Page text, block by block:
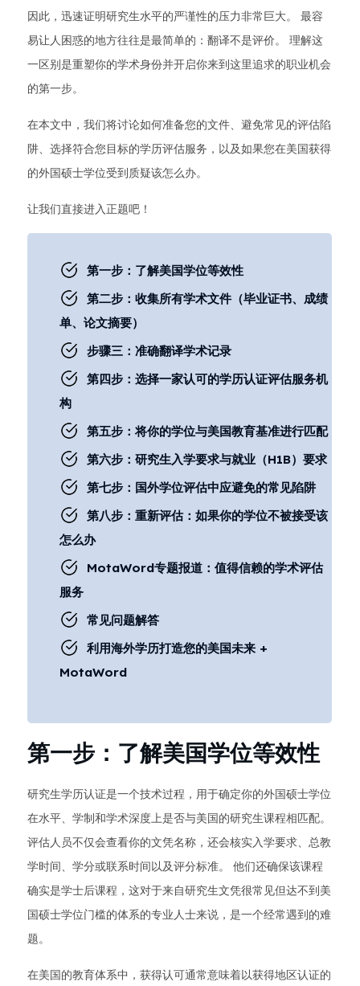
因此，迅速证明研究生水平的严谨性的压力非常巨大。 最容
易让人困惑的地方往往是最简单的：翻译不是评价。 理解这
一区别是重塑你的学术身份并开启你来到这里追求的职业机会
的第一步。
在本文中，我们将讨论如何准备您的文件、避免常见的评估陷
阱、选择符合您目标的学历评估服务，以及如果您在美国获得
的外国硕士学位受到质疑该怎么办。
让我们直接进入正题吧！
第一步：了解美国学位等效性
第二步：收集所有学术文件（毕业证书、成绩
单、论文摘要）
步骤三：准确翻译学术记录
第四步：选择一家认可的学历认证评估服务机
构
第五步：将你的学位与美国教育基准进行匹配
第六步：研究生入学要求与就业（H1B）要求
第七步：国外学位评估中应避免的常见陷阱
第八步：重新评估：如果你的学位不被接受该
怎么办
MotaWord专题报道：值得信赖的学术评估
服务
常见问题解答
利用海外学历打造您的美国未来 +
MotaWord
第一步：了解美国学位等效性
研究生学历认证是一个技术过程，用于确定你的外国硕士学位
在水平、学制和学术深度上是否与美国的研究生课程相匹配。
评估人员不仅会查看你的文凭名称，还会核实入学要求、总教
学时间、学分或联系时间以及评分标准。 他们还确保该课程
确实是学士后课程，这对于来自研究生文凭很常见但达不到美
国硕士学位门槛的体系的专业人士来说，是一个经常遇到的难
题。
在美国的教育体系中，获得认可通常意味着以获得地区认证的